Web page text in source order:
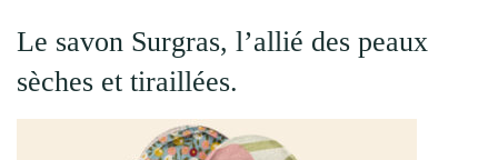
Le savon Surgras, l’allié des peaux
sèches et tiraillées.